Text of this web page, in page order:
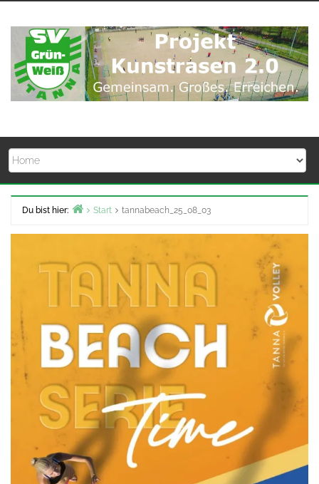
springen
Du bist hier: Start tannabeach_25_08_03